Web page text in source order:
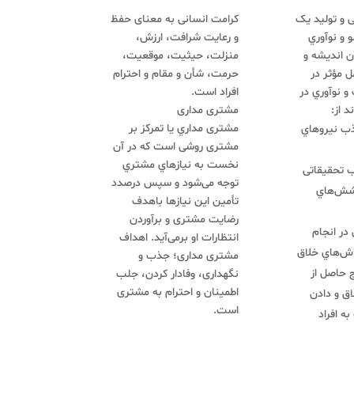
کرامت انسانی به معنای حفظ
و رعایت شرافت، ارزش،
منزلت، حیثیت، موقعیت،
حرمت، شأن و مقام و احترام
افراد است.
مشتری مداری
مشتری مداري یا تمرکز بر
مشتری روشی است که در آن
نخست به نیازهاي مشتري
توجه می‌شود و سپس درصدد
تأمین این نیازها باهدف
رضایت مشتری و برآوردن
انتظارات او برمی‌آید. اهداف
مشتری مداری؛ جذب و
نگهداری، وفادار کردن، جلب
اطمینان و احترام به مشتری
است.
و تولید یک
و نوآوري
اندیشه و
مؤثر در
نوآوري در
از:
نیروهاي
تحقیقاتی
در انجام
خلاق
حاصل از
و دادن
افراد